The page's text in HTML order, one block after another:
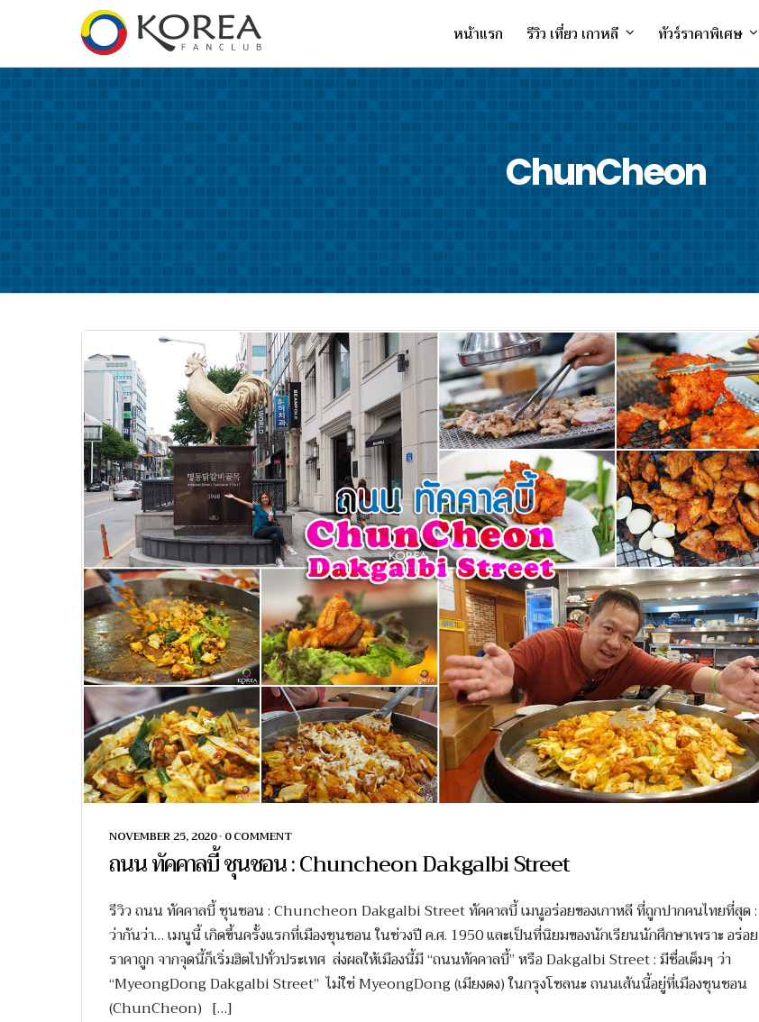
หน้าแรก รีวิว เที่ยว เกาหลี ทัวร์ราคาพิเศษ
ChunCheon
NOVEMBER 25, 2020 • 0 COMMENT
ถนน ทัคคาลบี้ ชุนชอน : Chuncheon Dakgalbi Street
รีวิว ถนน ทัคคาลบี้ ชุนชอน : Chuncheon Dakgalbi Street ทัคคาลบี้ เมนูอร่อยของเกาหลี ที่ถูกปากคนไทยที่สุด :
ว่ากันว่า… เมนูนี้ เกิดขึ้นครั้งแรกที่เมืองชุนชอน ในช่วงปี ค.ศ. 1950 และเป็นที่นิยมของนักเรียนนักศึกษาเพราะ อร่อย
ราคาถูก จากจุดนี้ก็เริ่มฮิตไปทั่วประเทศ ส่งผลให้เมืองนี้มี “ถนนทัคคาลบี้” หรือ Dakgalbi Street : มีชื่อเต็มๆ ว่า
“MyeongDong Dakgalbi Street” ไม่ใช่ MyeongDong (เมียงดง) ในกรุงโซลนะ ถนนเส้นนี้อยู่ที่เมืองชุนชอน
(ChunCheon) […]